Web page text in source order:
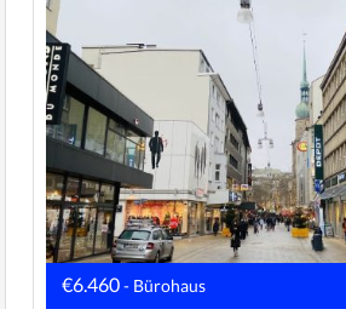
€6.460- Bürohaus